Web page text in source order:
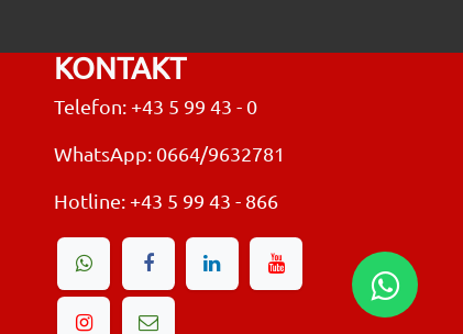
KONTAKT
Telefon: +43 5 99 43 - 0
WhatsApp: 0664/9632781
Hotline: +43 5 99 43 - 866